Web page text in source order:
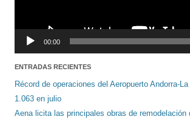
00:00
ENTRADAS RECIENTES
Récord de operaciones del Aeropuerto Andorra-
1.063 en julio
Aena licita las principales obras de remodelación